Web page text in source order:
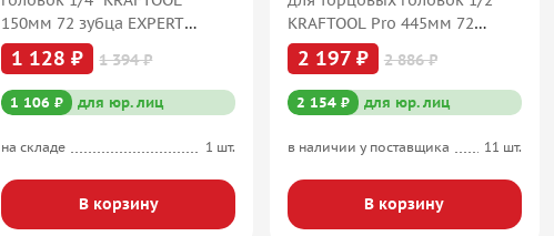
150мм 72 зубца EXPERT
27791-1/4
1 128 ₽ 1 394 ₽
1 106 ₽ для юр. лиц
на складе 1 шт.
В корзину
KRAFTOOL Pro 445мм 72
зубца 27798-1/2
2 197 ₽ 2 886 ₽
2 154 ₽ для юр. лиц
в наличии у поставщика 11 шт.
В корзину